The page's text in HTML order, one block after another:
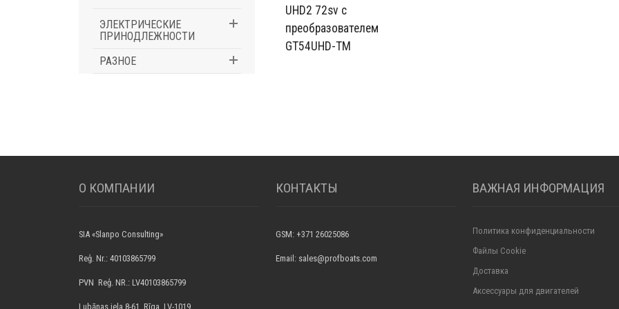
ЭЛЕКТРИЧЕСКИЕ
ПРИНОДЛЕЖНОСТИ
РАЗНОЕ
UHD2 72sv с
преобразователем
GT54UHD-TM
О КОМПАНИИ
SIA «Slanpo Consulting»
Reģ. Nr.: 40103865799
PVN Reģ. NR.: LV40103865799
Lubānas iela 8-61, Rīga, LV-1019
КОНТАКТЫ
GSM: +371 26025086
Email: sales@profboats.com
ВАЖНАЯ ИНФОРМАЦИЯ
Политика конфиденциальности
Файлы Cookie
Доставка
Аксессуары для двигателей